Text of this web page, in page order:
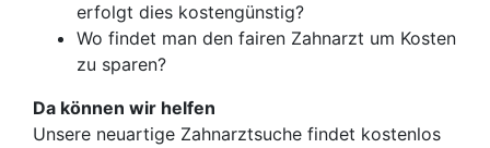
erfolgt dies kostengünstig?
Wo findet man den fairen Zahnarzt um Kosten
zu sparen?
Da können wir helfen
Unsere neuartige Zahnarztsuche findet kostenlos